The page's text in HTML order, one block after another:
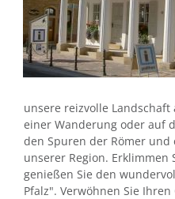
unsere reizvolle
einer Wanderung oder auf
den Spuren der Römer und
unserer Region. Erklimmen
genießen Sie den
Pfalz". Verwöhnen Sie